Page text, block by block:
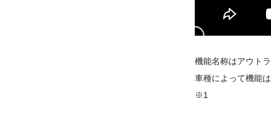
機能名称はアウト
車種によって機能
※1